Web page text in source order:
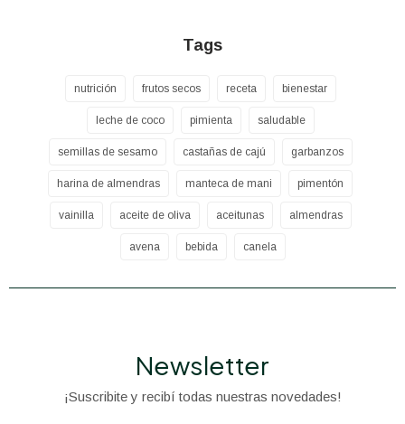
Tags
nutrición frutos secos receta bienestar
leche de coco pimienta saludable
semillas de sesamo castañas de cajú garbanzos
harina de almendras manteca de mani pimentón
vainilla aceite de oliva aceitunas almendras
avena bebida canela
Newsletter
¡Suscribite y recibí todas nuestras novedades!